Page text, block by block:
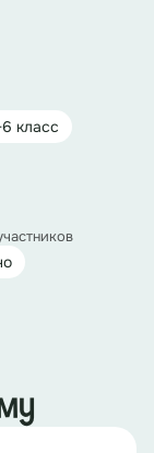
класс